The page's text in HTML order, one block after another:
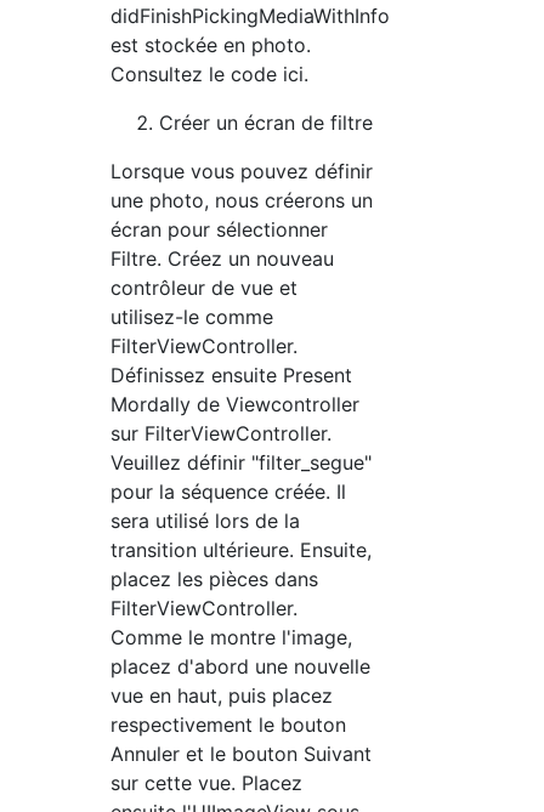
didFinishPickingMediaWithInfo
est stockée en photo.
Consultez le code ici.
Créer un écran de filtre
Lorsque vous pouvez définir
une photo, nous créerons un
écran pour sélectionner
Filtre. Créez un nouveau
contrôleur de vue et
utilisez-le comme
FilterViewController.
Définissez ensuite Present
Mordally de Viewcontroller
sur FilterViewController.
Veuillez définir "filter_segue"
pour la séquence créée. Il
sera utilisé lors de la
transition ultérieure. Ensuite,
placez les pièces dans
FilterViewController.
Comme le montre l'image,
placez d'abord une nouvelle
vue en haut, puis placez
respectivement le bouton
Annuler et le bouton Suivant
sur cette vue. Placez